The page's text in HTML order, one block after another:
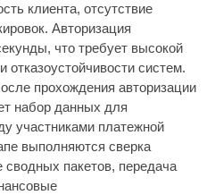
клиента, отсутствие
Авторизация
что требует высокой
отказоустойчивости систем.
прохождения авторизации
набор данных для
участниками платежной
выполняются сверка
сводных пакетов, передача